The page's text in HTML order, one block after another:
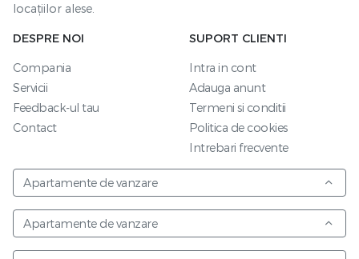
locațiilor alese.
DESPRE NOI
Compania
Servicii
Feedback-ul tau
Contact
SUPORT CLIENTI
Intra in cont
Adauga anunt
Termeni si conditii
Politica de cookies
Intrebari frecvente
Apartamente de vanzare
Apartamente de vanzare